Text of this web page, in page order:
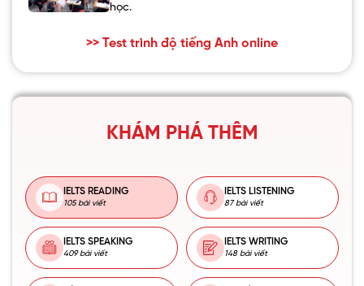
học.
>> Test trình độ tiếng Anh online
KHÁM PHÁ THÊM
IELTS READING
105 bài viết
IELTS LISTENING
87 bài viết
IELTS SPEAKING
409 bài viết
IELTS WRITING
148 bài viết